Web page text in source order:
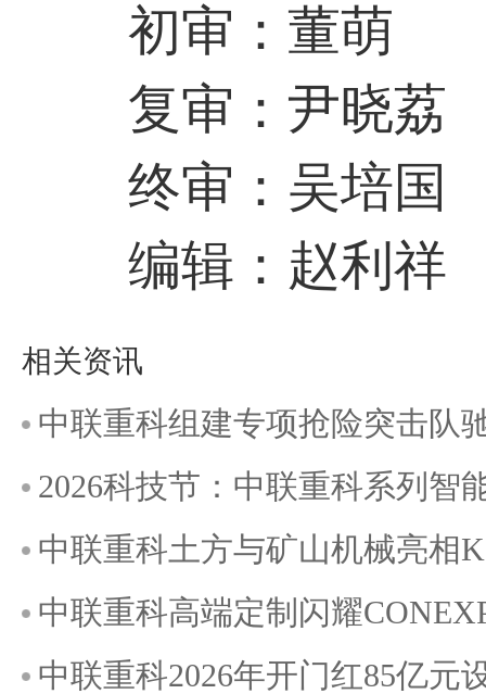
初审：董萌
复审：尹晓荔
终审：吴培国
编辑：赵利祥
相关资讯
中联重科组建专项抢险突击队
2026科技节：中联重科系列智
中联重科土方与矿山机械亮相
中联重科高端定制闪耀
中联重科2026年开门红85亿元